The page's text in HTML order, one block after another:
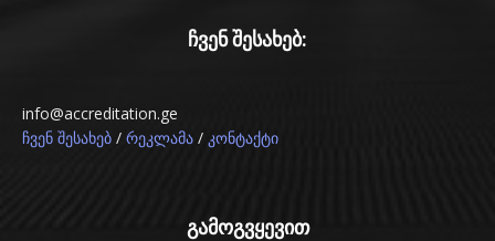
ჩვენ შესახებ:
info@accreditation.ge
ჩვენ შესახებ / რეკლამა / კონტაქტი
გამოგვყევით